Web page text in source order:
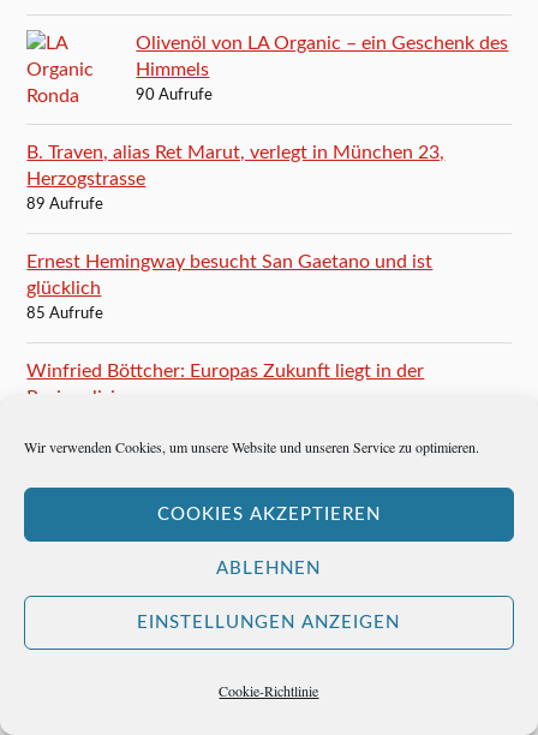
Wir verwenden Cookies, um unsere Website und unseren Service zu optimieren.
COOKIES AKZEPTIEREN
ABLEHNEN
EINSTELLUNGEN ANZEIGEN
Cookie-Richtlinie
Olivenöl von LA Organic – ein Geschenk des
Himmels
90 Aufrufe
B. Traven, alias Ret Marut, verlegt in München 23,
Herzogstrasse
89 Aufrufe
Ernest Hemingway besucht San Gaetano und ist
glücklich
85 Aufrufe
Winfried Böttcher: Europas Zukunft liegt in der
Regionalisierung
Nobelpreis